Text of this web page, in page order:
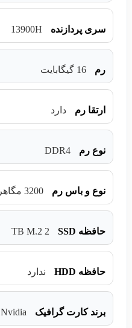
سری پردازنده 13900H
رم 16 گیگابایت
ارتقا رم دارد
نوع رم DDR4
نوع و باس رم 3200 مگاهرتز
حافظه SSD 2 TB M.2
حافظه HDD ندارد
برند کارت گرافیک Nvidia